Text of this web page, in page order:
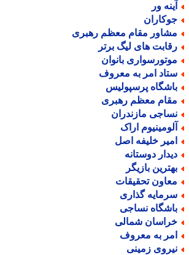
ور
مقام معظم رهبری
های لیگ برتر
بانوان
امر به معروف
پرسپولیس
معظم رهبری
مازندران
اراک
خلیفه اصل
دوستانه
بازیگر
تحقیقات
گذاری
نساجی
شمالی
به معروف
زمینی